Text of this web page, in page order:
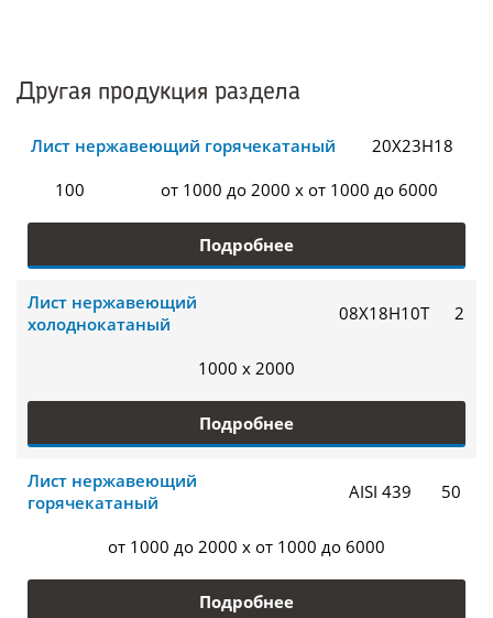
Другая продукция раздела
Лист нержавеющий горячекатаный
20Х23Н18
100
от 1000 до 2000 x от 1000 до 6000
Подробнее
Лист нержавеющий
холоднокатаный
08Х18Н10Т 2
1000 x 2000
Подробнее
Лист нержавеющий
горячекатаный
AISI 439 50
от 1000 до 2000 x от 1000 до 6000
Подробнее